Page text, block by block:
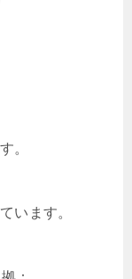
。
います。